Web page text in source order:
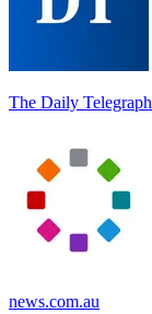
The Daily Telegraph
news.com.au